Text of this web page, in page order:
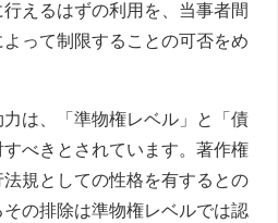
えるはずの利用を、当事者間
って制限することの可否をめ
は、「準物権レベル」と「債
べきとされています。著作権
規としての性格を有するとの
の排除は準物権レベルでは認